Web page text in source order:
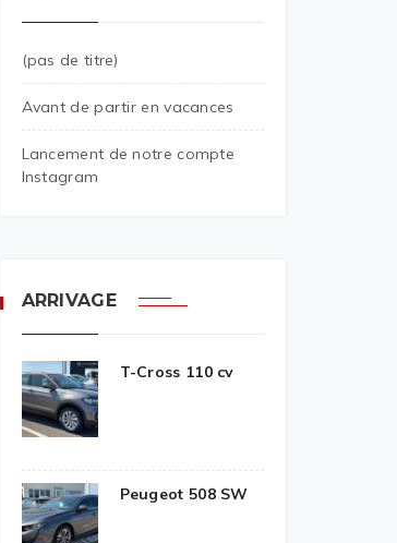
(pas de titre)
Avant de partir en vacances
Lancement de notre compte
Instagram
ARRIVAGE
T-Cross 110 cv
Peugeot 508 SW